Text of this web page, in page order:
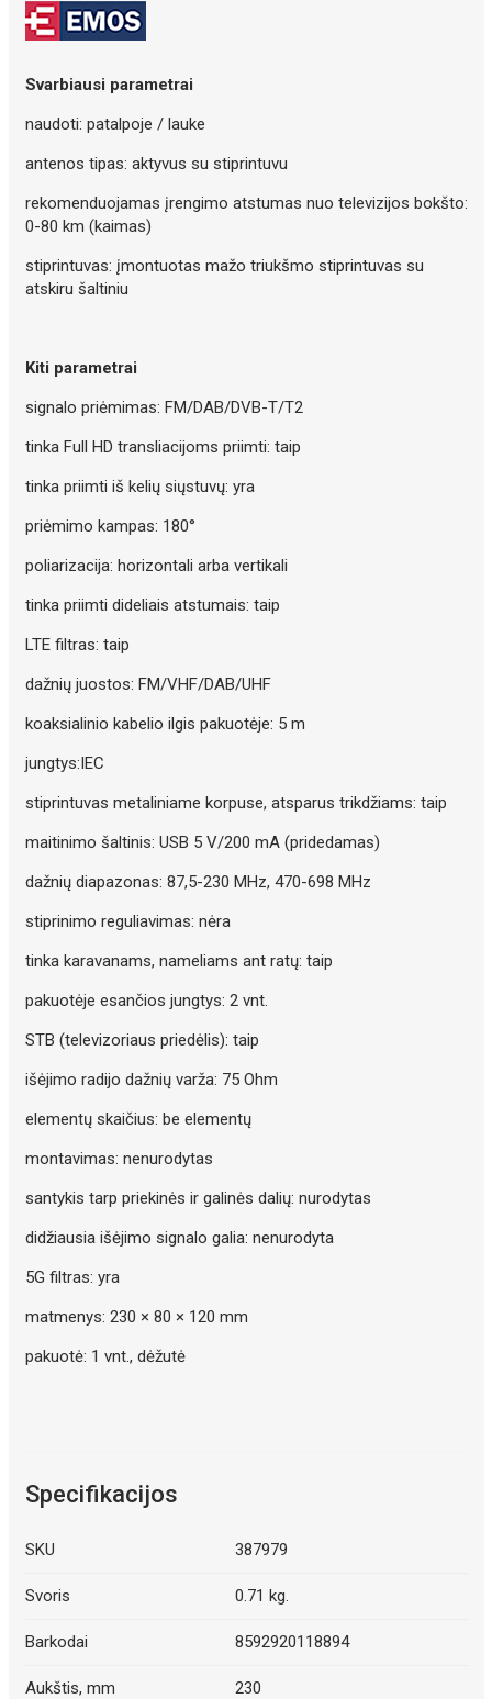
Svarbiausi parametrai
naudoti: patalpoje / lauke
antenos tipas: aktyvus su stiprintuvu
rekomenduojamas įrengimo atstumas nuo televizijos bokšto:
0-80 km (kaimas)
stiprintuvas: įmontuotas mažo triukšmo stiprintuvas su
atskiru šaltiniu
Kiti parametrai
signalo priėmimas: FM/DAB/DVB-T/T2
tinka Full HD transliacijoms priimti: taip
tinka priimti iš kelių siųstuvų: yra
priėmimo kampas: 180°
poliarizacija: horizontali arba vertikali
tinka priimti dideliais atstumais: taip
LTE filtras: taip
dažnių juostos: FM/VHF/DAB/UHF
koaksialinio kabelio ilgis pakuotėje: 5 m
jungtys:IEC
stiprintuvas metaliniame korpuse, atsparus trikdžiams: taip
maitinimo šaltinis: USB 5 V/200 mA (pridedamas)
dažnių diapazonas: 87,5-230 MHz, 470-698 MHz
stiprinimo reguliavimas: nėra
tinka karavanams, nameliams ant ratų: taip
pakuotėje esančios jungtys: 2 vnt.
STB (televizoriaus priedėlis): taip
išėjimo radijo dažnių varža: 75 Ohm
elementų skaičius: be elementų
montavimas: nenurodytas
santykis tarp priekinės ir galinės dalių: nurodytas
didžiausia išėjimo signalo galia: nenurodyta
5G filtras: yra
matmenys: 230 × 80 × 120 mm
pakuotė: 1 vnt., dėžutė
Specifikacijos
SKU 387979
Svoris 0.71 kg.
Barkodai 8592920118894
Aukštis, mm 230